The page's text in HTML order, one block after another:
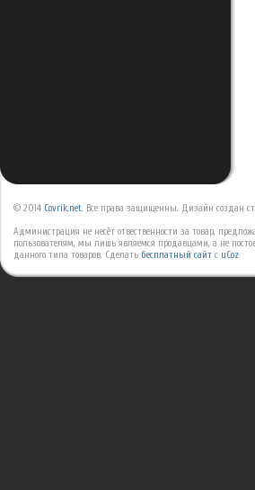
© 2014 Covrik.net. Все права защищенны. Дизайн создан
Администрация не несёт отвественности за товар,
пользователям, мы лишь являемся продавцами, а не
данного типа товаров. Сделать бесплатный сайт с uCoz